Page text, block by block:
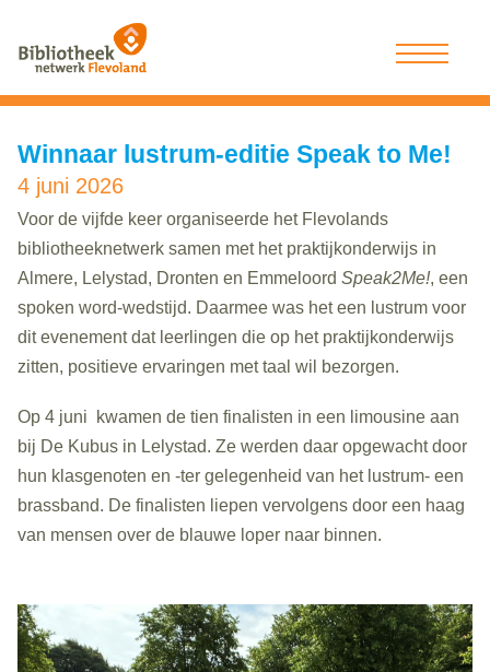
Winnaar lustrum-editie Speak to Me!
4 juni 2026
Voor de vijfde keer organiseerde het Flevolands
bibliotheeknetwerk samen met het praktijkonderwijs in
Almere, Lelystad, Dronten en Emmeloord Speak2Me!, een
spoken word-wedstijd. Daarmee was het een lustrum voor
dit evenement dat leerlingen die op het praktijkonderwijs
zitten, positieve ervaringen met taal wil bezorgen.
Op 4 juni kwamen de tien finalisten in een limousine aan
bij De Kubus in Lelystad. Ze werden daar opgewacht door
hun klasgenoten en -ter gelegenheid van het lustrum- een
brassband. De finalisten liepen vervolgens door een haag
van mensen over de blauwe loper naar binnen.